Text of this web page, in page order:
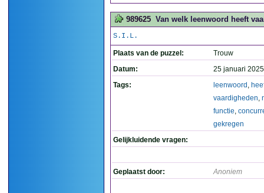
989625 Van welk leenwoord heeft
S.I.L.
Plaats van de puzzel:
Trouw
Datum:
25 januari
Tags:
leenwoord ,
vaardigheden,
functie,
gekregen
Gelijkluidende vragen:
Geplaatst door: Anoniem